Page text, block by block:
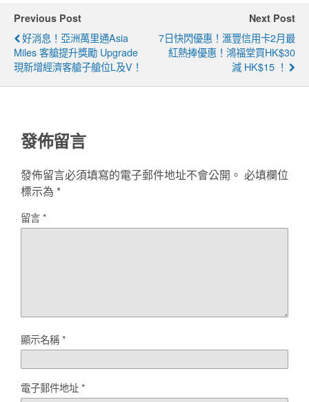
Previous Post
好消息！亞洲萬里通Asia
Miles 客艙提升獎勵 Upgrade
現新增經濟客艙子艙位L及V！
Next Post
7日快閃優惠！滙豐信用卡2月最
紅熱捧優惠！鴻福堂買HK$30
減 HK$15 ！
發佈留言
發佈留言必須填寫的電子郵件地址不會公開。 必填欄位
標示為 *
留言*
顯示名稱*
電子郵件地址*